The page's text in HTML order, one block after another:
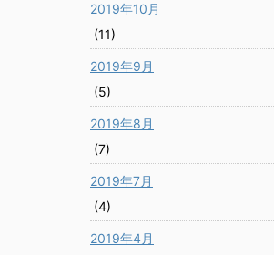
2019年10月
(11)
2019年9月
(5)
2019年8月
(7)
2019年7月
(4)
2019年4月